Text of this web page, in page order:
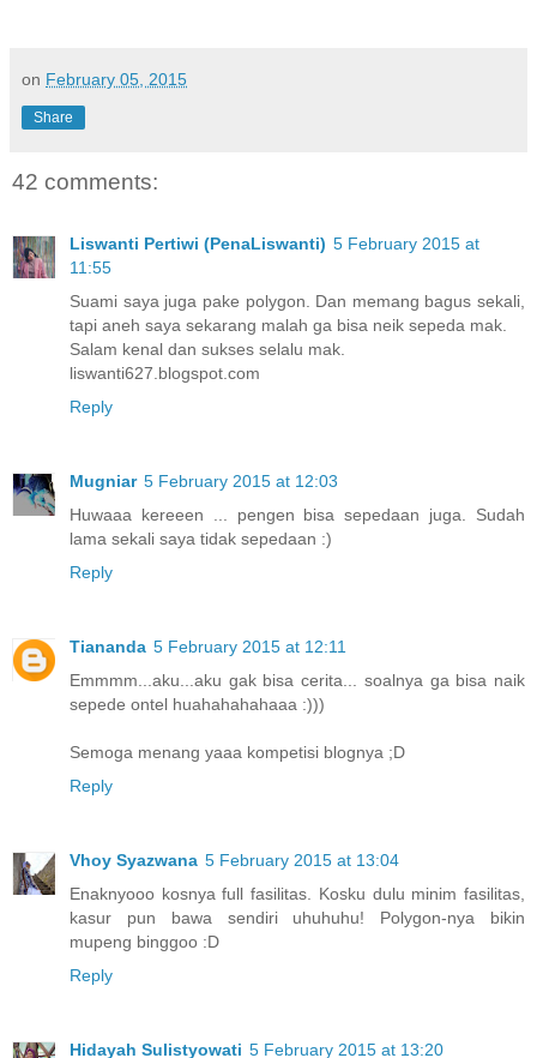
on February 05, 2015
Share
42 comments:
Liswanti Pertiwi (PenaLiswanti) 5 February 2015 at
11:55
Suami saya juga pake polygon. Dan memang bagus sekali,
tapi aneh saya sekarang malah ga bisa neik sepeda mak.
Salam kenal dan sukses selalu mak.
liswanti627.blogspot.com
Reply
Mugniar 5 February 2015 at 12:03
Huwaaa kereeen ... pengen bisa sepedaan juga. Sudah
lama sekali saya tidak sepedaan :)
Reply
Tiananda 5 February 2015 at 12:11
Emmmm...aku...aku gak bisa cerita... soalnya ga bisa naik
sepede ontel huahahahahaaa :)))
Semoga menang yaaa kompetisi blognya ;D
Reply
Vhoy Syazwana 5 February 2015 at 13:04
Enaknyooo kosnya full fasilitas. Kosku dulu minim fasilitas,
kasur pun bawa sendiri uhuhuhu! Polygon-nya bikin
mupeng binggoo :D
Reply
Hidayah Sulistyowati 5 February 2015 at 13:20